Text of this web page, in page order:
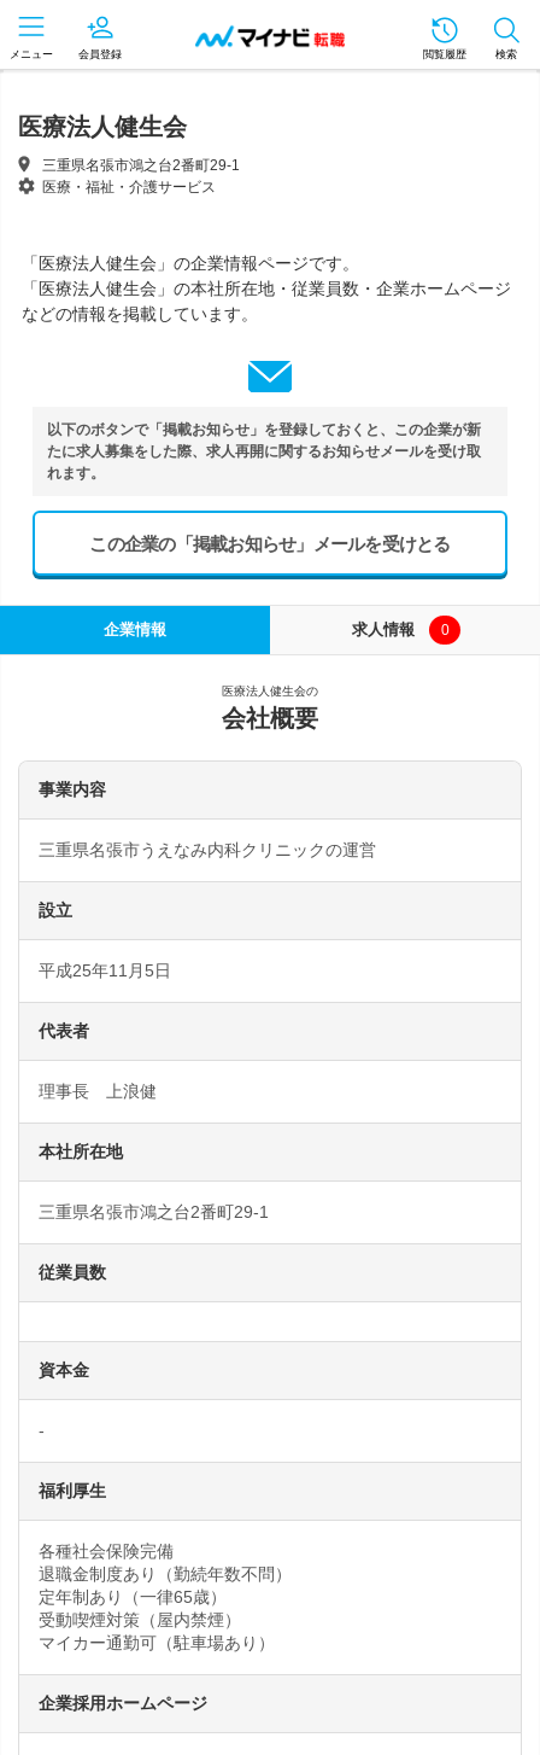
メニュー 会員登録 閲覧履歴 検索
医療法人健生会
三重県名張市鴻之台2番町29-1
医療・福祉・介護サービス
「医療法人健生会」の企業情報ページです。
「医療法人健生会」の本社所在地・従業員数・企業ホームページ
などの情報を掲載しています。
以下のボタンで「掲載お知らせ」を登録しておくと、この企業が新
たに求人募集をした際、求人再開に関するお知らせメールを受け取
れます。
この企業の「掲載お知らせ」メールを受けとる
企業情報 求人情報 0
医療法人健生会の
会社概要
事業内容
三重県名張市うえなみ内科クリニックの運営
設立
平成25年11月5日
代表者
理事長 上浪健
本社所在地
三重県名張市鴻之台2番町29-1
従業員数
資本金
-
福利厚生
各種社会保険完備
退職金制度あり（勤続年数不問）
定年制あり（一律65歳）
受動喫煙対策（屋内禁煙）
マイカー通勤可（駐車場あり）
企業採用ホームページ